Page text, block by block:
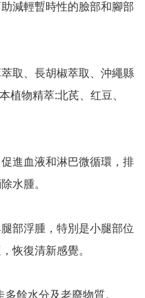
減輕暫時性的臉部和腳部
取、長胡椒萃取、沖繩縣
植物精萃:北芪、红豆、
進血液和淋巴微循環，排
水腫。
部浮腫，特別是小腿部位
恢復清新感覺。
餘水分及老廢物質。